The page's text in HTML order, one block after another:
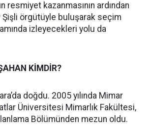
resmiyet kazanmasının ardından
Şişli örgütüyle buluşarak seçim
izleyecekleri yolu da
KİMDİR?
doğdu. 2005 yılında Mimar
Üniversitesi Mimarlık Fakültesi,
Bölümünden mezun oldu.